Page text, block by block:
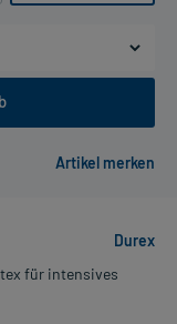
Durex
für intensives